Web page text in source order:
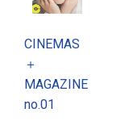
CINEMAS
＋
MAGAZINE
no.01